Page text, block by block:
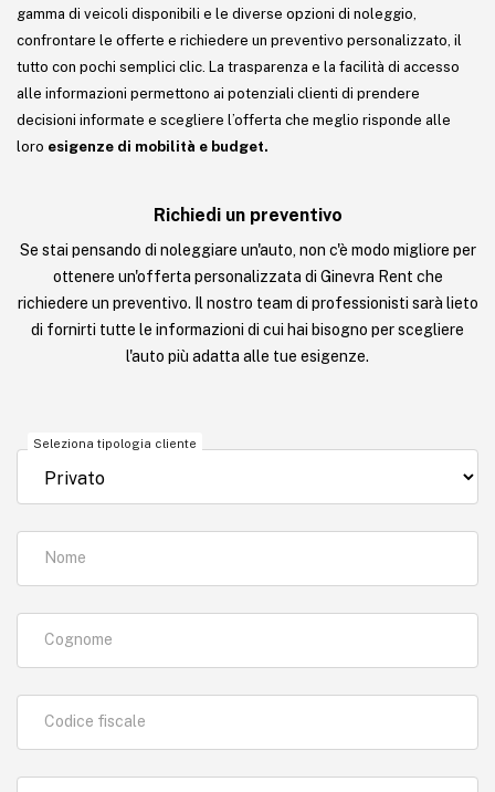
gamma di veicoli disponibili e le diverse opzioni di noleggio,
confrontare le offerte e richiedere un preventivo personalizzato, il
tutto con pochi semplici clic. La trasparenza e la facilità di accesso
alle informazioni permettono ai potenziali clienti di prendere
decisioni informate e scegliere l’offerta che meglio risponde alle
loro esigenze di mobilità e budget.
Richiedi un preventivo
Se stai pensando di noleggiare un'auto, non c'è modo migliore per
ottenere un'offerta personalizzata di Ginevra Rent che
richiedere un preventivo. Il nostro team di professionisti sarà lieto
di fornirti tutte le informazioni di cui hai bisogno per scegliere
l'auto più adatta alle tue esigenze.
Seleziona tipologia cliente
Nome
Cognome
Codice fiscale